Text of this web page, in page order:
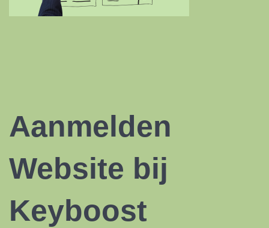
Aanmelden
Website bij
Keyboost